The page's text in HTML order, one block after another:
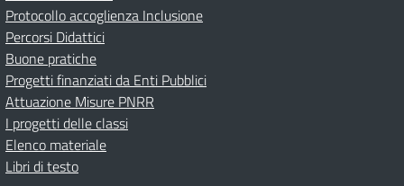
Protocollo accoglienza Inclusione
Percorsi Didattici
Buone pratiche
Progetti finanziati da Enti Pubblici
Attuazione Misure PNRR
I progetti delle classi
Elenco materiale
Libri di testo